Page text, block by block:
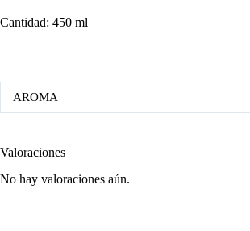
Cantidad: 450 ml
AROMA
Valoraciones
No hay valoraciones aún.